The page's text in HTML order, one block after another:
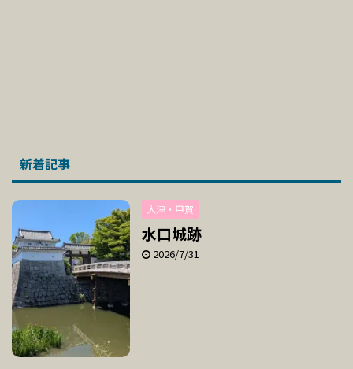
新着記事
大津・甲賀
水口城跡
2026/7/31